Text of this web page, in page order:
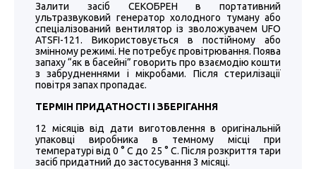
Залити засіб СЕКОБРЕН в портативний
ультразвуковий генератор холодного туману або
спеціалізований вентилятор із зволожувачем UFO
ATSFI-121. Використовується в постійному або
змінному режимі. Не потребує провітрювання. Поява
запаху “як в басейні” говорить про взаємодію кошти
з забрудненнями і мікробами. Після стерилізації
повітря запах пропадає.
ТЕРМІН ПРИДАТНОСТІ І ЗБЕРІГАННЯ
12 місяців від дати виготовлення в оригінальній
упаковці виробника в темному місці при
температурі від 0 ° С до 25 ° С. Після розкриття тари
засіб придатний до застосування 3 місяці.